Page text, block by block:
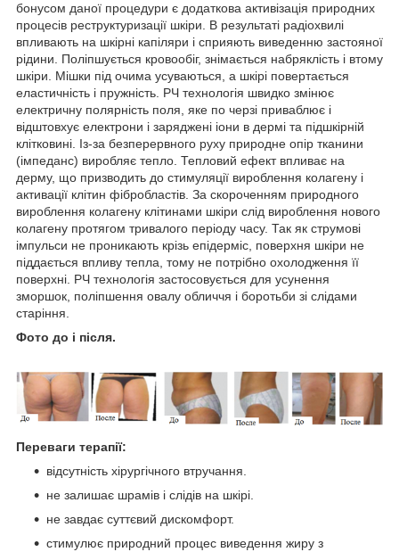
бонусом даної процедури є додаткова активізація природних
процесів реструктуризації шкіри. В результаті радіохвилі
впливають на шкірні капіляри і сприяють виведенню застояної
рідини. Поліпшується кровообіг, знімається набряклість і втому
шкіри. Мішки під очима усуваються, а шкірі повертається
еластичність і пружність. РЧ технологія швидко змінює
електричну полярність поля, яке по черзі приваблює і
відштовхує електрони і заряджені іони в дермі та підшкірній
клітковині. Із-за безперервного руху природне опір тканини
(імпеданс) виробляє тепло. Тепловий ефект впливає на
дерму, що призводить до стимуляції вироблення колагену і
активації клітин фібробластів. За скороченням природного
вироблення колагену клітинами шкіри слід вироблення нового
колагену протягом тривалого періоду часу. Так як струмові
імпульси не проникають крізь епідерміс, поверхня шкіри не
піддається впливу тепла, тому не потрібно охолодження її
поверхні. РЧ технологія застосовується для усунення
зморшок, поліпшення овалу обличчя і боротьби зі слідами
старіння.
Фото до і після.
Переваги терапії:
відсутність хірургічного втручання.
не залишає шрамів і слідів на шкірі.
не завдає суттєвий дискомфорт.
стимулює природний процес виведення жиру з